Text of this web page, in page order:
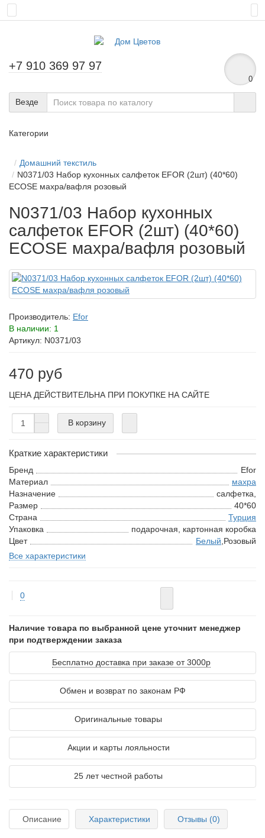
+7 910 369 97 97
0
Везде
Категории
Домашний текстиль
N0371/03 Набор кухонных салфеток EFOR (2шт) (40*60)
ECOSE махра/вафля розовый
N0371/03 Набор кухонных
салфеток EFOR (2шт) (40*60)
ECOSE махра/вафля розовый
Производитель: Efor
В наличии: 1
Артикул: N0371/03
470 руб
ЦЕНА ДЕЙСТВИТЕЛЬНА ПРИ ПОКУПКЕ НА САЙТЕ
В корзину
Краткие характеристики
Бренд
Efor
Материал
махра
Назначение
салфетка,
Размер
40*60
Страна
Турция
Упаковка
подарочная, картонная коробка
Цвет
Белый ,Розовый
Все характеристики
0
Наличие товара по выбранной цене уточнит менеджер
при подтверждении заказа
Бесплатно доставка при заказе от 3000р
Обмен и возврат по законам РФ
Оригинальные товары
Акции и карты лояльности
25 лет честной работы
Описание Характеристики Отзывы (0)